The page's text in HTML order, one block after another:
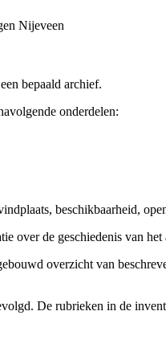
Nijeveen
bepaald archief.
onderdelen:
beschikbaarheid,
over de geschiedenis van
overzicht van
De rubrieken in de